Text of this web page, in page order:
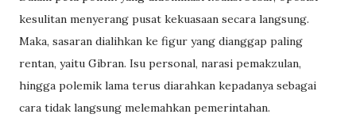
kesulitan menyerang pusat kekuasaan secara langsung.
Maka, sasaran dialihkan ke figur yang dianggap paling
rentan, yaitu Gibran. Isu personal, narasi pemakzulan,
hingga polemik lama terus diarahkan kepadanya sebagai
cara tidak langsung melemahkan pemerintahan.